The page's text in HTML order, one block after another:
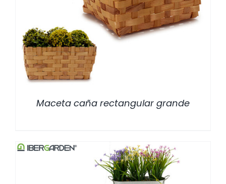
/ DETALLES
Maceta caña rectangular grande